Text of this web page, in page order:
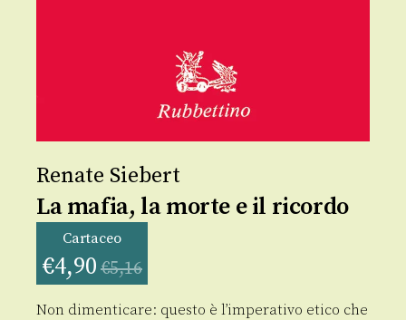
Renate Siebert
La mafia, la morte e il ricordo
Cartaceo
€4,90 €5,16
Non dimenticare: questo è l’imperativo etico che